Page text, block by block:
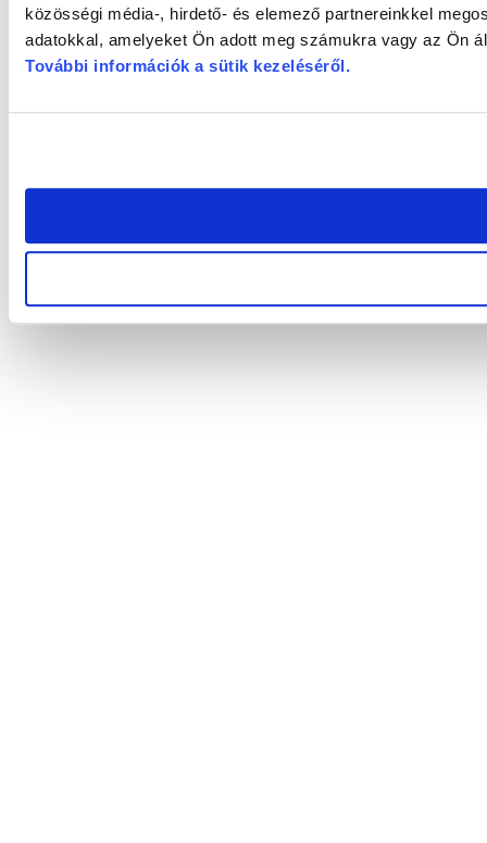
közösségi média-, hirdető- és elemező partnereinkkel
adatokkal, amelyeket Ön adott meg számukra vagy az Ön
További információk a sütik kezeléséről.